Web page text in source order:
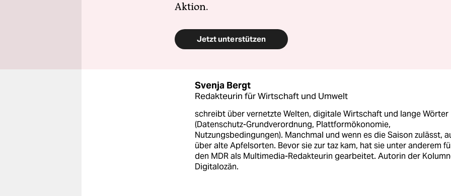
Aktion.
Jetzt unterstützen
Svenja Bergt
Redakteurin für Wirtschaft und Umwelt
schreibt über vernetzte Welten, digitale Wirtschaft und lange Wörter
(Datenschutz-Grundverordnung, Plattformökonomie,
Nutzungsbedingungen). Manchmal und wenn es die Saison zulässt,
über alte Apfelsorten. Bevor sie zur taz kam, hat sie unter anderem
den MDR als Multimedia-Redakteurin gearbeitet. Autorin der
Digitalozän.